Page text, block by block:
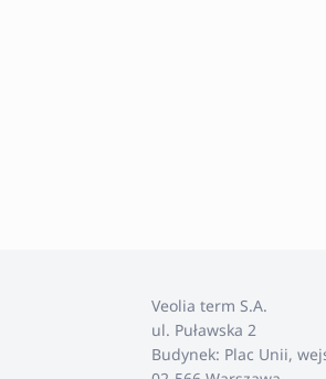
Veolia term S.A.
ul. Puławska 2
Budynek: Plac Unii,